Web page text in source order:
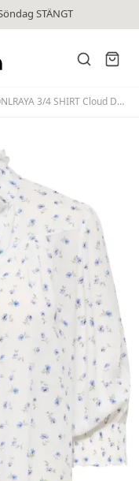
STÄNGT
3/4 SHIRT Cloud Dancer Vibe Blue Flower